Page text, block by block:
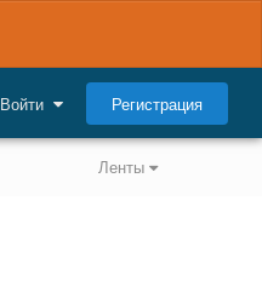
Войти Регистрация
Ленты